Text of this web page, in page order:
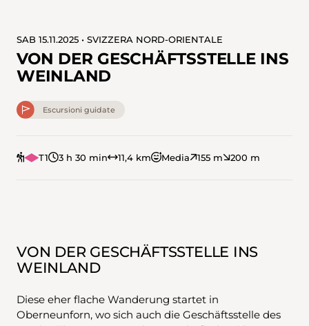
SAB 15.11.2025 • SVIZZERA NORD-ORIENTALE
VON DER GESCHÄFTSSTELLE INS
WEINLAND
Escursioni guidate
T1 3 h 30 min 11,4 km Media 155 m 200 m
VON DER GESCHÄFTSSTELLE INS
WEINLAND
Diese eher flache Wanderung startet in
Oberneunforn, wo sich auch die Geschäftsstelle des